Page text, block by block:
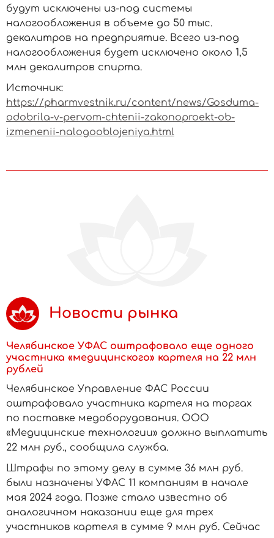
будут исключены из-под системы
налогообложения в объеме до 50 тыс.
декалитров на предприятие. Всего из-под
налогообложения будет исключено около 1,5
млн декалитров спирта.
Источник:
https://pharmvestnik.ru/content/news/Gosduma-
odobrila-v-pervom-chtenii-zakonoproekt-ob-
izmenenii-nalogooblojeniya.html
Новости рынка
Челябинское УФАС оштрафовало еще одного
участника «медицинского» картеля на 22 млн
рублей
Челябинское Управление ФАС России
оштрафовало участника картеля на торгах
по поставке медоборудования. ООО
«Медицинские технологии» должно выплатить
22 млн руб., сообщила служба.
Штрафы по этому делу в сумме 36 млн руб.
были назначены УФАС 11 компаниям в начале
мая 2024 года. Позже стало известно об
аналогичном наказании еще для трех
участников картеля в сумме 9 млн руб. Сейчас